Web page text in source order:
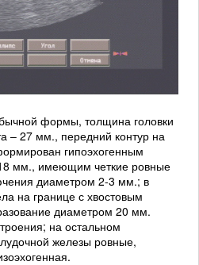
формы, толщина головки
– 27 мм., передний контур на
гипоэхогенным
мм., имеющим четкие ровные
диаметром 2-3 мм.; в
на границе с хвостовым
диаметром 20 мм.
на остальном
железы ровные,